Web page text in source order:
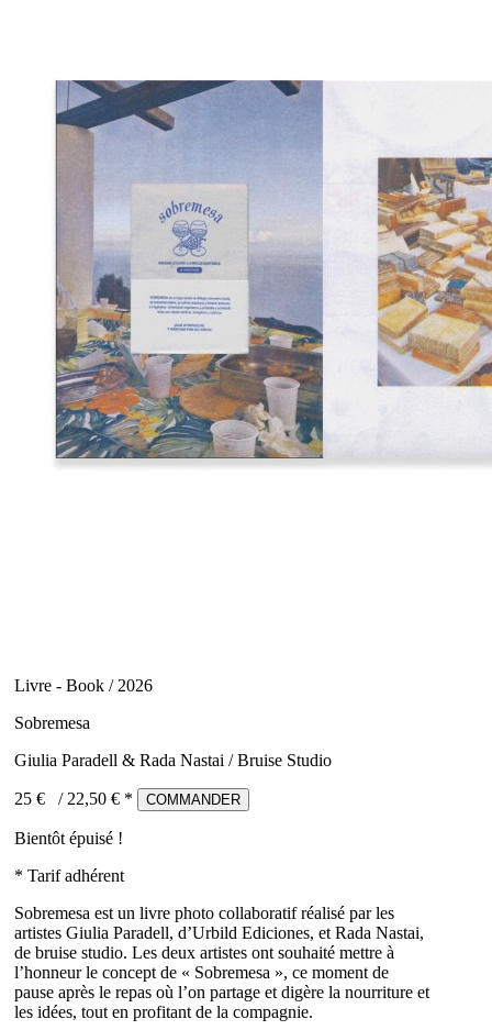
Livre - Book / 2026
Sobremesa
Giulia Paradell & Rada Nastai / Bruise Studio
25 € / 22,50 € * COMMANDER
Bientôt épuisé !
* Tarif adhérent
Sobremesa est un livre photo collaboratif réalisé par les
artistes Giulia Paradell, d’Urbild Ediciones, et Rada Nastai,
de bruise studio. Les deux artistes ont souhaité mettre à
l’honneur le concept de « Sobremesa », ce moment de
pause après le repas où l’on partage et digère la nourriture et
les idées, tout en profitant de la compagnie.